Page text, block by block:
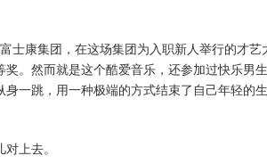
康集团，在这场集团为入职新人举行的才艺
奖。然而就是这个酷爱音乐，还参加过快乐男
一跳，用一种极端的方式结束了自己年轻的生
上去。